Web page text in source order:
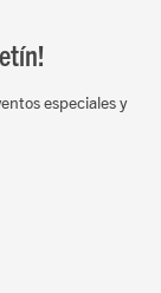
especiales y